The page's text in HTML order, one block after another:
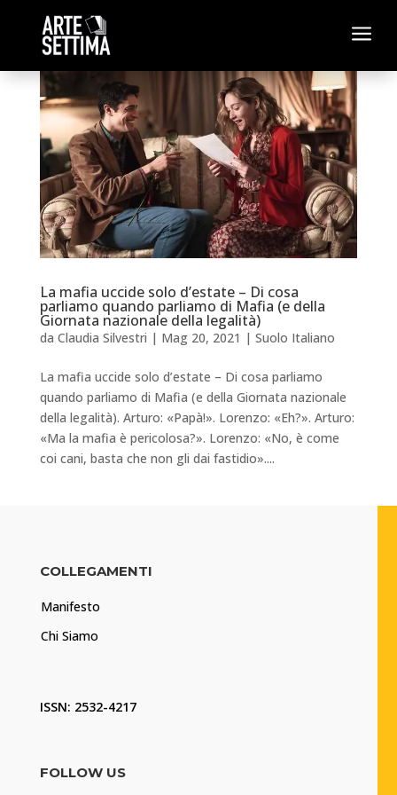
a
La mafia uccide solo d’estate – Di cosa
parliamo quando parliamo di Mafia (e della
Giornata nazionale della legalità)
da Claudia Silvestri | Mag 20, 2021 | Suolo Italiano
La mafia uccide solo d’estate – Di cosa parliamo
quando parliamo di Mafia (e della Giornata nazionale
della legalità). Arturo: «Papà!». Lorenzo: «Eh?». Arturo:
«Ma la mafia è pericolosa?». Lorenzo: «No, è come
coi cani, basta che non gli dai fastidio»....
COLLEGAMENTI
Manifesto
Chi Siamo
ISSN: 2532-4217
FOLLOW US